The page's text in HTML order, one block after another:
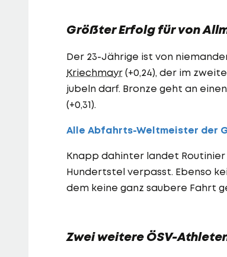
Größter Erfolg für von
Der 23-Jährige ist von
Kriechmayr (+0,24), der im
jubeln darf. Bronze geht an
(+0,31).
Alle Abfahrts-Weltmeister der
Knapp dahinter landet Routinier
Hundertstel verpasst. Ebenso
dem keine ganz saubere Fahrt
Zwei weitere ÖSV-